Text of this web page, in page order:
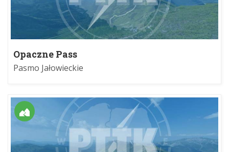
Opaczne Pass
Pasmo Jałowieckie